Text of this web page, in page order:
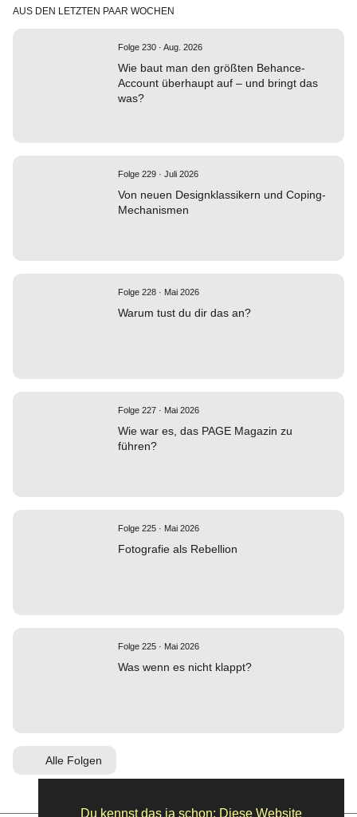
Du kennst das ja schon: Diese Website
AUS DEN LETZTEN PAAR WOCHEN
Folge 230 · Aug. 2026
Wie baut man den größten Behance-
Account überhaupt auf – und bringt das
was?
Folge 229 · Juli 2026
Von neuen Designklassikern und Coping-
Mechanismen
Folge 228 · Mai 2026
Warum tust du dir das an?
Folge 227 · Mai 2026
Wie war es, das PAGE Magazin zu
führen?
Folge 225 · Mai 2026
Fotografie als Rebellion
Folge 225 · Mai 2026
Was wenn es nicht klappt?
Alle Folgen